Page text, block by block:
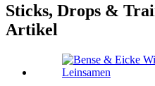
Sticks, Drops &
Artikel